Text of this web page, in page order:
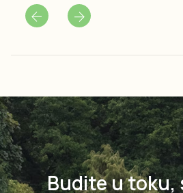
Budite u toku,